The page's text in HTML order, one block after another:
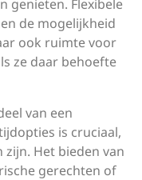
genieten. Flexibele
de mogelijkheid
ook ruimte voor
ze daar behoefte
van een
is cruciaal,
Het bieden van
gerechten of